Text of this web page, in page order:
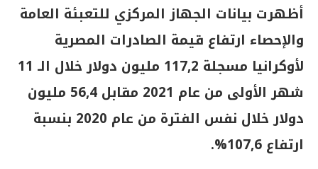
أظهرت بيانات الجهاز المركزي للتعبئة العامة
والإحصاء ارتفاع قيمة الصادرات المصرية
لأوكرانيا مسجلة 117,2 مليون دولار خلال الـ 11
شهر الأولى من عام 2021 مقابل 56,4 مليون
دولار خلال نفس الفترة من عام 2020 بنسبة
ارتفاع 107,6%.